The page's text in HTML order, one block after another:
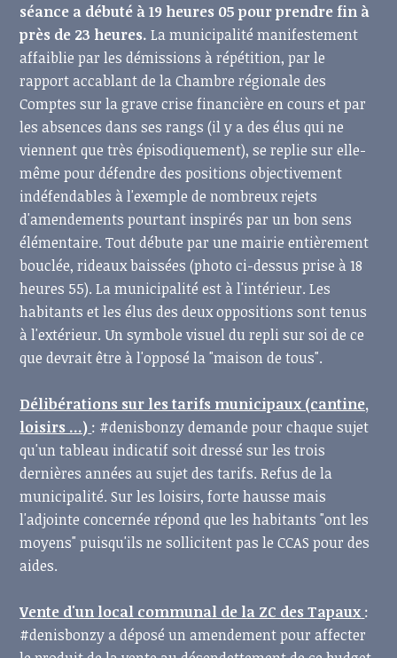
séance a débuté à 19 heures 05 pour prendre fin à
près de 23 heures. La municipalité manifestement
affaiblie par les démissions à répétition, par le
rapport accablant de la Chambre régionale des
Comptes sur la grave crise financière en cours et par
les absences dans ses rangs (il y a desélus qui ne
viennent que très épisodiquement), se replie sur elle-
même pour défendre des positions objectivement
indéfendables à l'exemple de nombreux rejets
d'amendements pourtant inspirés par un bon sens
élémentaire. Tout débute par une mairie entièrement
bouclée, rideaux baissées (photo ci-dessus prise à 18
heures 55). La municipalité est à l'intérieur. Les
habitants et les élus des deux oppositions sont tenus
à l'extérieur. Un symbole visuel du repli sur soi de ce
que devrait être à l'opposé la "maison de tous".
Délibérations sur les tarifs municipaux (cantine,
loisirs ...) : #denisbonzy demande pour chaque sujet
qu'un tableau indicatif soit dressé sur les trois
dernières années au sujet des tarifs. Refus de la
municipalité. Sur les loisirs, forte hausse mais
l'adjointe concernée répond que les habitants "ont les
moyens" puisqu'ils ne sollicitent pas le CCAS pour des
aides.
Vente d'un local communal de la ZC des Tapaux :
#denisbonzy a déposé un amendement pour affecter